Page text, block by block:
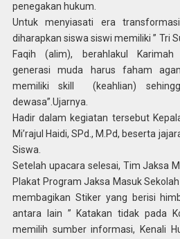
penegakan hukum.
Untuk menyiasati era
diharapkan siswa siswi memiliki ” Tri
Faqih (alim), berahlakul Karimah
generasi muda harus faham
memiliki skill (keahlian)
dewasa”.Ujarnya.
Hadir dalam kegiatan tersebut
Mi’rajul Haidi, SPd., M.Pd, beserta
Siswa.
Setelah upacara selesai, Tim Jaksa
Plakat Program Jaksa Masuk
membagikan Stiker yang berisi
antara lain ” Katakan tidak pada
memilih sumber informasi, Kenali